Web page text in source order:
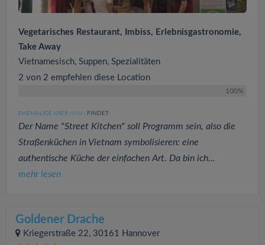
Vegetarisches Restaurant, Imbiss, Erlebnisgastronomie,
Take Away
Vietnamesisch, Suppen, Spezialitäten
2 von 2 empfehlen diese Location
100%
EHEMALIGE USER (3742 ) FINDET:
Der Name "Street Kitchen" soll Programm sein, also die
Straßenküchen in Vietnam symbolisieren: eine
authentische Küche der einfachen Art. Da bin ich...
mehr lesen
Goldener Drache
Kriegerstraße 22, 30161 Hannover